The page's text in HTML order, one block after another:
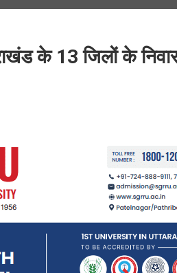
के 13 जिलों के